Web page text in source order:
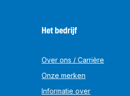
Het bedrijf
Over ons / Carrière
Onze merken
Informatie over